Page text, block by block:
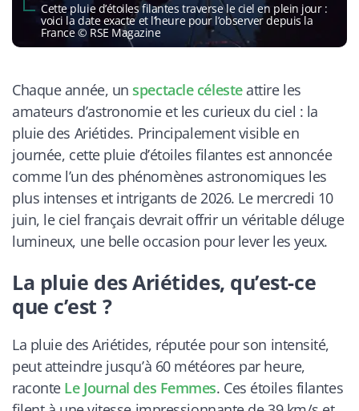
Cette pluie d’étoiles filantes traverse le ciel en plein jour :
voici la date exacte et l’heure pour l’observer depuis la
France © RSE Magazine
Chaque année, unspectacle célesteattire les
amateurs d’astronomie et les curieux du ciel : la
pluie des Ariétides. Principalement visible en
journée, cette pluie d’étoiles filantes est annoncée
comme l’un des phénomènes astronomiques les
plus intenses et intrigants de 2026. Le mercredi 10
juin, le ciel français devrait offrir un véritable déluge
lumineux, une belle occasion pour lever les yeux.
La pluie des Ariétides, qu’est-ce
que c’est ?
La pluie des Ariétides, réputée pour son intensité,
peut atteindre jusqu’à 60 météores par heure,
raconte Le Journal des Femmes. Ces étoiles filantes